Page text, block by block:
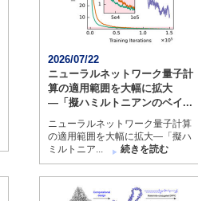
2026/07/22
ニューラルネットワーク量子計
算の適用範囲を大幅に拡大
―「擬ハミルトニアンのベイ...
ニューラルネットワーク量子計算
の適用範囲を大幅に拡大―「擬ハ
ミルトニア...
続きを読む